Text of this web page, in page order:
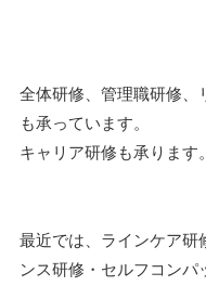
全体研修、管理職研修、
も承っています。
キャリア研修も承ります。
最近では、ラインケア研
ンス研修・セルフコン